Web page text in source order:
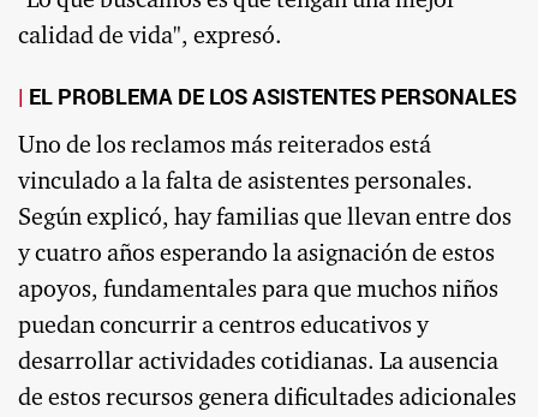
calidad de vida", expresó.
EL PROBLEMA DE LOS ASISTENTES PERSONALES
Uno de los reclamos más reiterados está
vinculado a la falta de asistentes personales.
Según explicó, hay familias que llevan entre dos
y cuatro años esperando la asignación de estos
apoyos, fundamentales para que muchos niños
puedan concurrir a centros educativos y
desarrollar actividades cotidianas. La ausencia
de estos recursos genera dificultades adicionales